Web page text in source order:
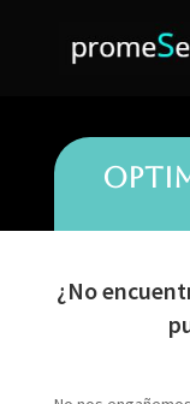
¿No